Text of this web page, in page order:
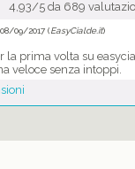
4,93/5 da 689
09/2017 (EasyCialde.it)
la prima volta su
veloce senza intoppi.